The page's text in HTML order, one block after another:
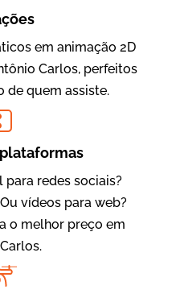
Edu
em animação 2D
Carlos, perfeitos
de quem assiste.
redes sociais?
vídeos para web?
o melhor preço em